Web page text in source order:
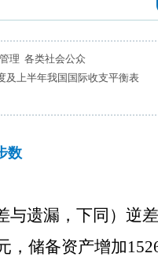
理 各类社会公众
及上半年我国国际收支平衡表
数
与遗漏，下同）逆
，储备资产增加